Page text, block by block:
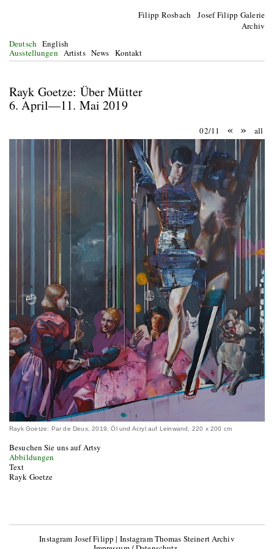
Filipp Rosbach Josef Filipp Galerie
Archiv
Deutsch English
Ausstellungen Artists News Kontakt
Rayk Goetze: Über Mütter
6. April—11. Mai 2019
02/11 « » all
Rayk Goetze: Par de Deux, 2019, Öl und Acryl auf Leinwand, 220 x 200 cm
Besuchen Sie uns auf Artsy
Abbildungen
Text
Rayk Goetze
Instagram Josef Filipp | Instagram Thomas Steinert Archiv